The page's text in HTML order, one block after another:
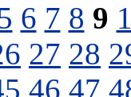
6 7 8 9
27 28
46 47